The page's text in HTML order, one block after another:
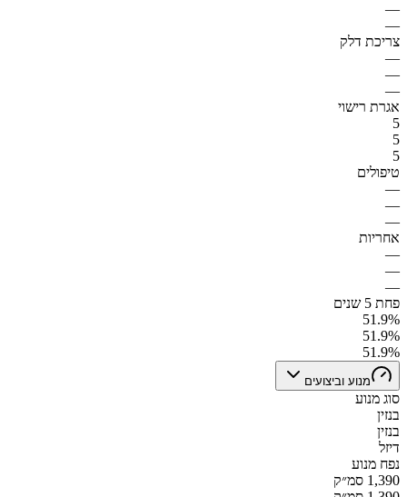
—
—
צריכת דלק
—
—
—
אגרת רישוי
5
5
5
טיפולים
—
—
—
אחריות
—
—
—
פחת 5 שנים
51.9%
51.9%
51.9%
מנוע וביצועים
סוג מנוע
בנזין
בנזין
דיזל
נפח מנוע
1,390 סמ״ק